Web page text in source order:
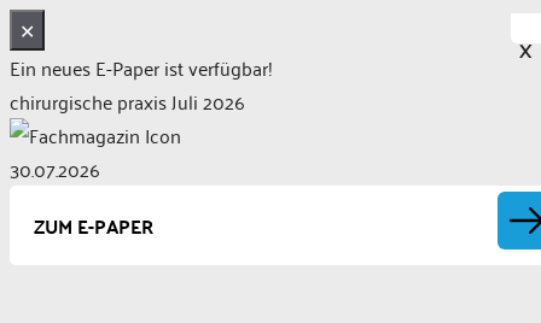
✕
Ein neues E-Paper ist verfügbar!
chirurgische praxis Juli 2026
30.07.2026
ZUM E-PAPER
X